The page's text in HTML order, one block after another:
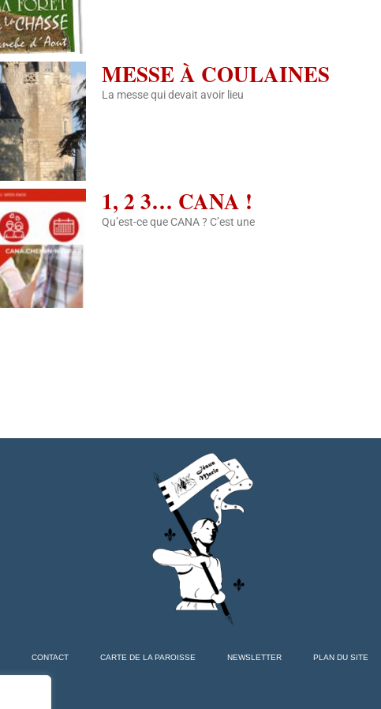
MESSE À COULAINES
La messe qui devait avoir lieu
1, 2 3… CANA !
Qu’est-ce que CANA ? C’est une
CONTACT CARTE DE LA PAROISSE NEWSLETTER PLAN DU SITE